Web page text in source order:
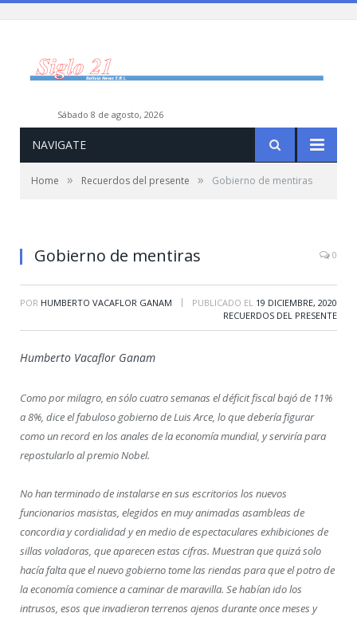
sábado 8 de agosto, 2026
NAVIGATE
Home » Recuerdos del presente » Gobierno de mentiras
Gobierno de mentiras 0
POR HUMBERTO VACAFLOR GANAM | PUBLICADO EL 19 DICIEMBRE, 2020
RECUERDOS DEL PRESENTE
Humberto Vacaflor Ganam
Como por milagro, en sólo cuatro semanas el déficit fiscal bajó de 11%
a 8%, dice el fabuloso gobierno de Luis Arce, lo que debería figurar
como un record en los anales de la economía mundial, y serviría para
repostularlo al premio Nobel.
No han terminado de instalarse en sus escritorios los nuevos
funcionarios masistas, elegidos en muy animadas asambleas de
concordia y cordialidad y en medio de espectaculares exhibiciones de
sillas voladoras, que aparecen estas cifras. Muestran que quizá solo
hacía falta que el nuevo gobierno tome las riendas para que el potro de
la economía comience a caminar de maravilla. Se habían ido los
intrusos, esos que invadieron terrenos ajenos durante once meses y